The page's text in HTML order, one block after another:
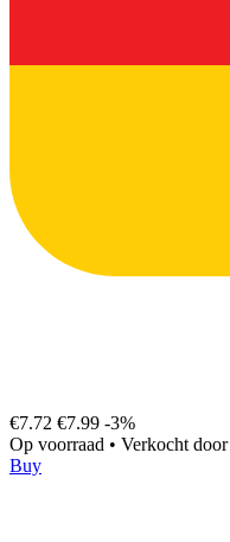
€7.72 €7.99 -3%
Op voorraad • Verkocht door
Buy